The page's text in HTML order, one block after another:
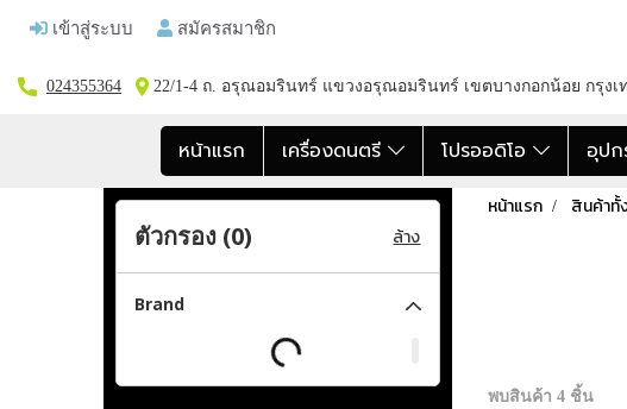
เข้าสู่ระบบ สมัครสมาชิก
024355364 22/1-4 ถ. อรุณอมรินทร์ แขวงอรุณอมรินทร์ เขตบางกอกน้อย กรุงเ
หน้าแรก เครื่องดนตรี โปรออดิโอ อุปก
หน้าแรก สินค้าทั้
พบสินค้า 4 ชิ้น
ตัวกรอง (0) ล้าง
Brand